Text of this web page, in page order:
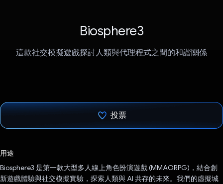
Biosphere3
這款社交模擬遊戲探討人類與代理程式之間的和諧關係
投票
用途
Biosphere3 是第一款大型多人線上角色扮演遊戲 (MMAORPG)，結合創
新遊戲體驗與社交模擬實驗，探索人類與 AI 共存的未來。我們的虛擬城